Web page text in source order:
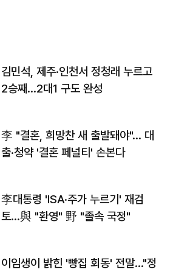
김민석, 제주·인천서 정청래 누르고
2승째…2대1 구도 완성
李 "결혼, 희망찬 새 출발돼야"… 대
출·청약 '결혼 페널티' 손본다
李대통령 'ISA·주가 누르기' 재검
토…與 "환영" 野 "졸속 국정"
이임생이 밝힌 '빵집 회동' 전말…"정